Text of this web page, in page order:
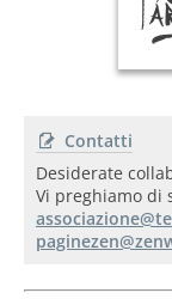
Contatti
Desiderate
Vi preghiamo di